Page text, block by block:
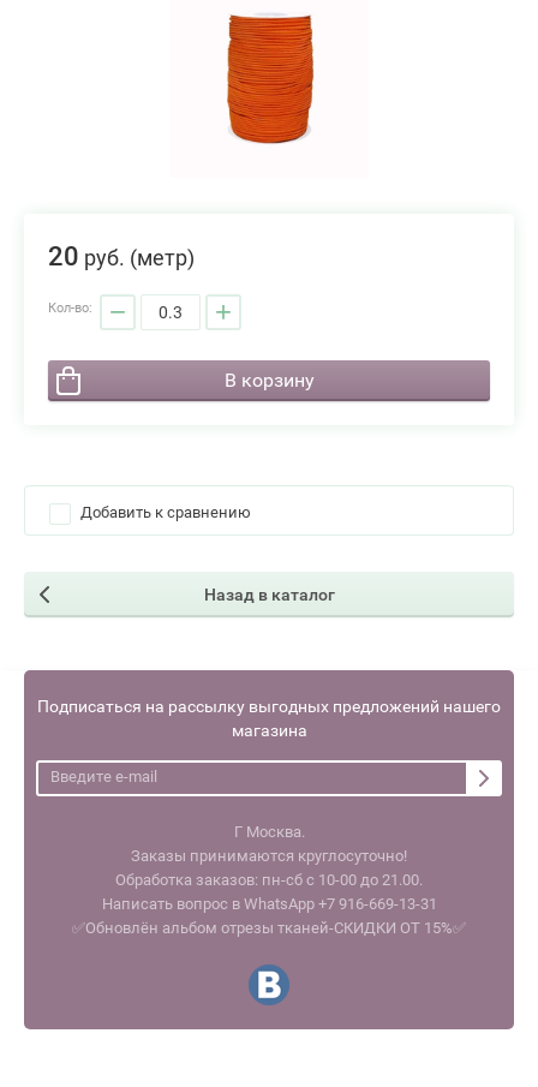
20 руб. (метр)
Кол-во: − +
В корзину
Добавить к сравнению
Назад в каталог
Подписаться на рассылку выгодных предложений нашего
магазина
Г Москва.
Заказы принимаются круглосуточно!
Обработка заказов: пн-сб с 10-00 до 21.00.
Написать вопрос в WhatsApp +7 916-669-13-31
✅Обновлён альбом отрезы тканей-СКИДКИ ОТ 15%✅